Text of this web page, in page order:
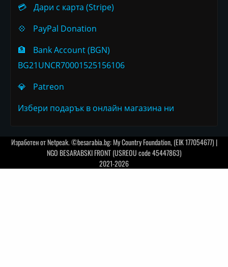
💳
Дари с карта (Stripe)
💠
PayPal Donation
🏦
Bank Account (BGN)
BG21UNCR70001525156106
💎
Patreon
Избери подарък в онлайн магазина ни
Изработен отNetpeak. ©besarabia.bg: My Country Foundation, (EIK 177054677) |
NGO BESARABSKI FRONT (USREOU code 45447863)
2021-2026